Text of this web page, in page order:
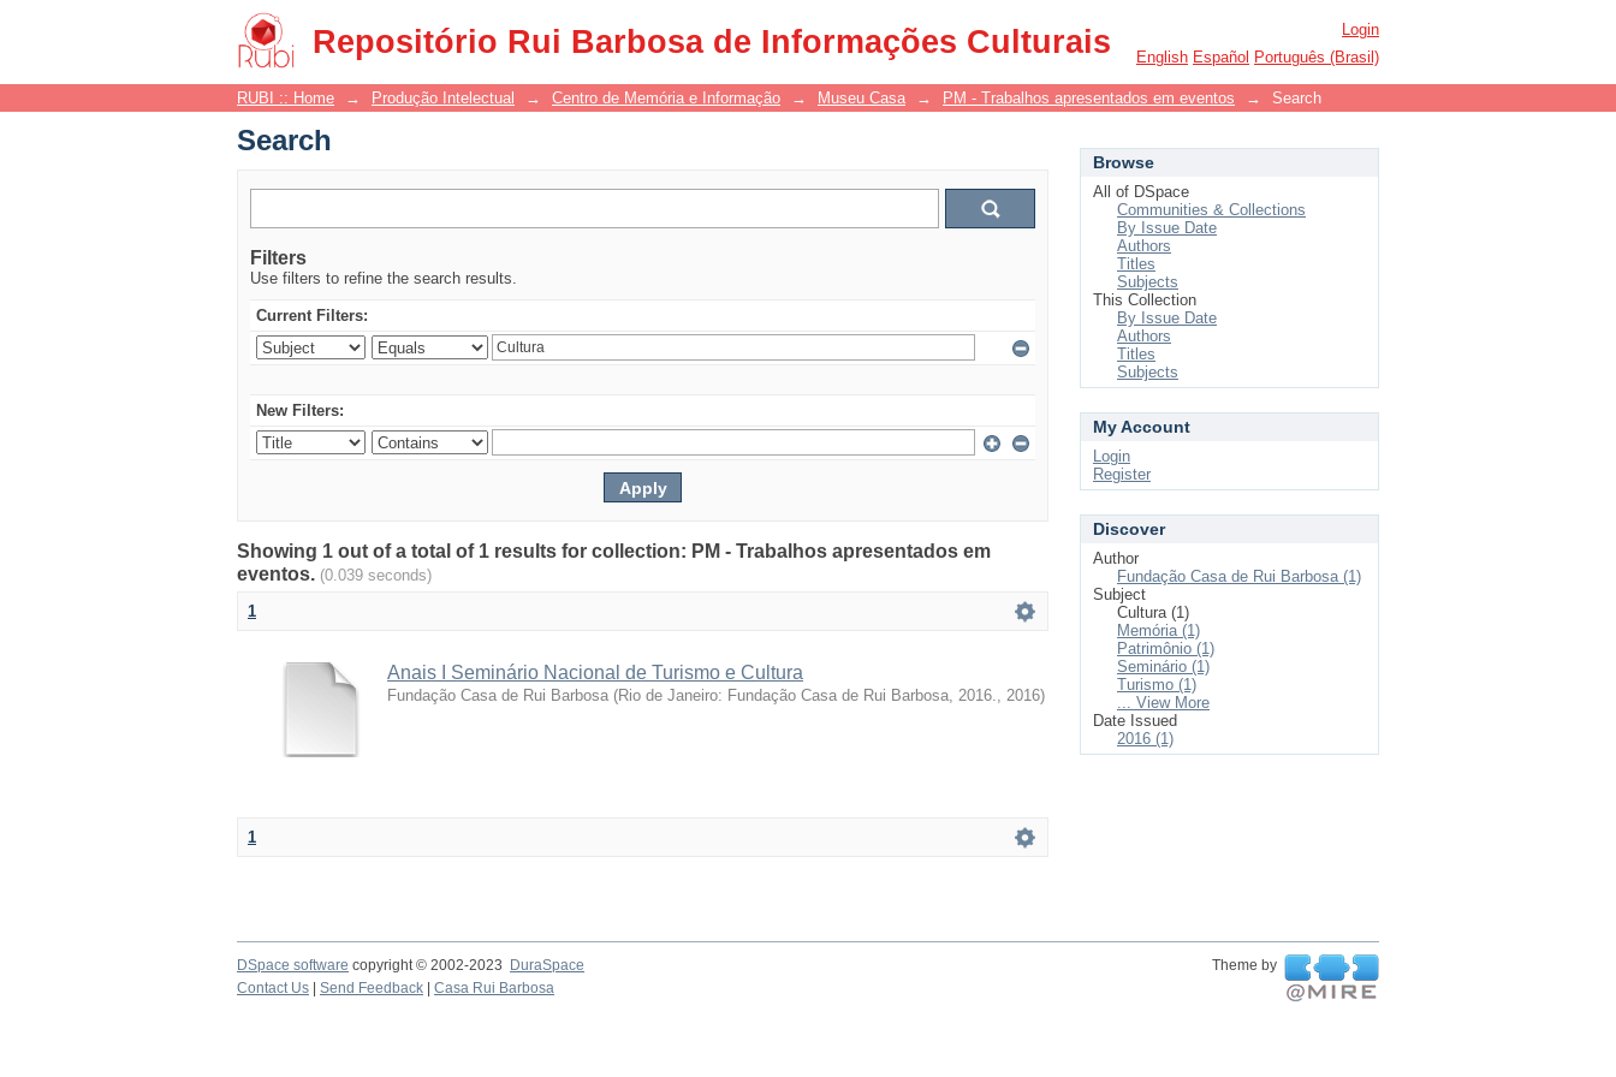
Repositório Rui Barbosa de Informações Culturais
Search
Login
English Español Português (Brasil)
RUBI :: Home → Produção Intelectual → Centro de Memória e Informação → Museu Casa → PM - Trabalhos apresentados em eventos → Search
Search
Filters
Use filters to refine the search results.
Current Filters:
New Filters:
Showing 1 out of a total of 1 results for collection: PM - Trabalhos apresentados em
eventos. (0.039 seconds)
1
Anais I Seminário Nacional de Turismo e Cultura
Fundação Casa de Rui Barbosa (Rio de Janeiro: Fundação Casa de Rui Barbosa, 2016., 2016)
1
Browse
All of DSpace
Communities & Collections
By Issue Date
Authors
Titles
Subjects
This Collection
By Issue Date
Authors
Titles
Subjects
My Account
Login
Register
Discover
Author
Fundação Casa de Rui Barbosa (1)
Subject
Cultura (1)
Memória (1)
Patrimônio (1)
Seminário (1)
Turismo (1)
... View More
Date Issued
2016 (1)
DSpace software copyright © 2002-2023 DuraSpace
Theme by
Contact Us
Send Feedback Casa Rui Barbosa